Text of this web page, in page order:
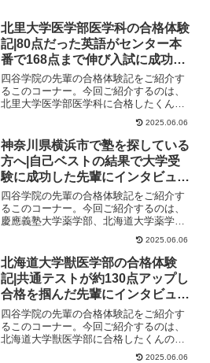
北里大学医学部医学科の合格体験
記|80点だった英語がセンター本
番で168点まで伸び入試に成功し
た先輩にインタビュー！大学受験
予備校四谷学院
四谷学院の先輩の合格体験記をご紹介す
るこのコーナー。今回ご紹介するのは、
北里大学医学部医学科に合格したくんの
ストーリーです。くんが合格した大学北
2025.06.06
神奈川県横浜市で塾を探している
方へ|自己ベストの結果で大学受
験に成功した先輩にインタビュ
ー！大学受験予備校四谷学院
四谷学院の先輩の合格体験記をご紹介す
るこのコーナー。今回ご紹介するのは、
慶應義塾大学薬学部、北海道大学薬学
部、星薬科大学薬学部、北里大学薬学
2025.06.06
北海道大学獣医学部の合格体験
記|共通テストが約130点アップし
合格を掴んだ先輩にインタビュ
ー！大学受験予備校四谷学院
四谷学院の先輩の合格体験記をご紹介す
るこのコーナー。今回ご紹介するのは、
北海道大学獣医学部に合格したくんのス
トーリーです。くんが合格した大学北海
2025.06.06